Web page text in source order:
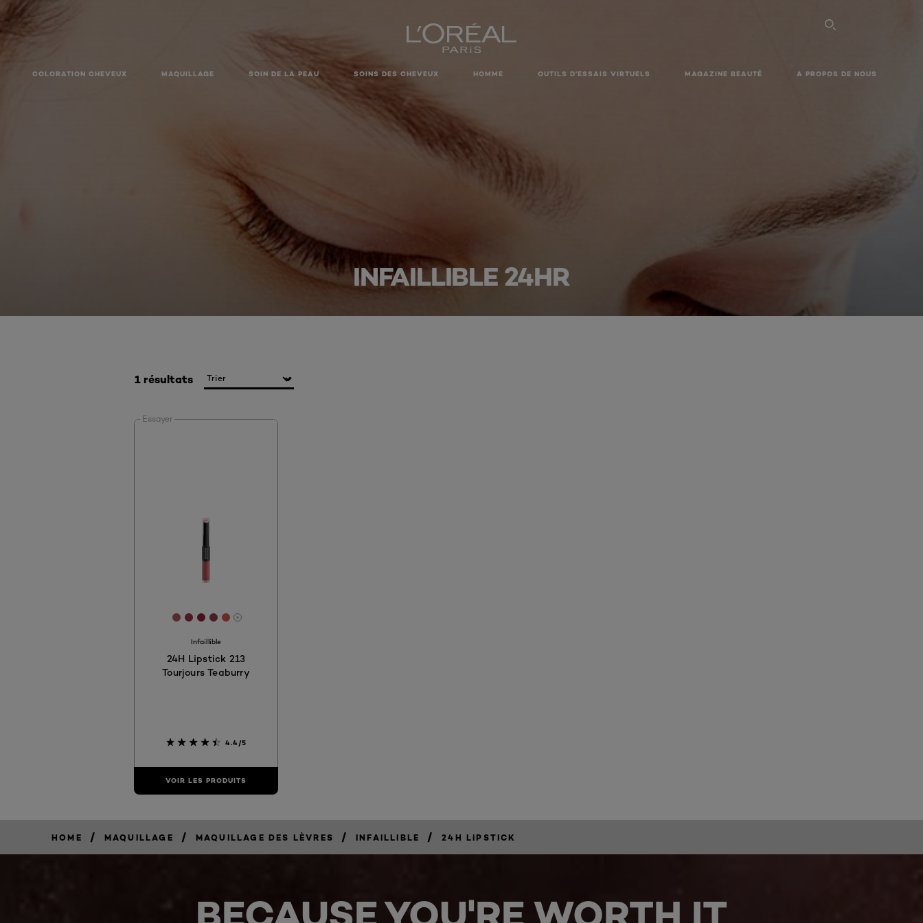
COLORATION CHEVEUX MAQUILLAGE SOIN DE LA PEAU SOINS DES CHEVEUX HOMME OUTILS D’ESSAIS VIRTUELS MAGAZINE BEAUTÉ A PROPOS DE NOUS
INFAILLIBLE 24HR
1 résultats
Essayer
[Color]: #AC5761
[Color]: #9F2E4F
[Color]: #8D223E
[Color]: #904142
[Color]: #D15955
More shades are available
Infaillible
24H Lipstick 213
Tourjours Teaburry
4.4/5
VOIR LES PRODUITS
HOME / MAQUILLAGE / MAQUILLAGE DES LÈVRES / INFAILLIBLE / 24H LIPSTICK